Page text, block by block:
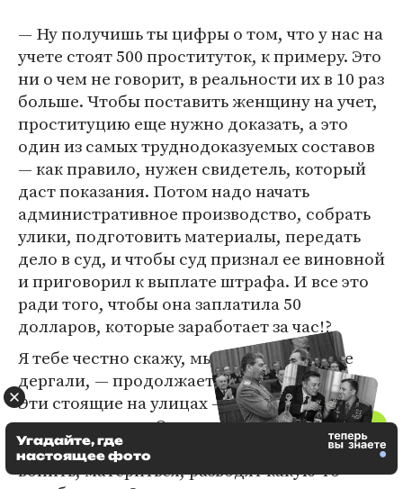
— Ну получишь ты цифры о том, что у нас на
учете стоят 500 проституток, к примеру. Это
ни о чем не говорит, в реальности их в 10 раз
больше. Чтобы поставить женщину на учет,
проституцию еще нужно доказать, а это
один из самых труднодоказуемых составов
— как правило, нужен свидетель, который
даст показания. Потом надо начать
административное производство, собрать
улики, подготовить материалы, передать
дело в суд, и чтобы суд признал ее виновной
и приговорил к выплате штрафа. И все это
ради того, чтобы она заплатила 50
долларов, которые заработает за час!?
Я тебе честно скажу, мы бы их вообще не
дергали, — продолжает полицейский. —
Эти стоящие на улицах — это самое дно,
конченые люди. От них одна головная боль.
Вываливаешь их в участок, они начинают
вопить, материться, разводят какую-то
Угадайте, где
настоящее фото